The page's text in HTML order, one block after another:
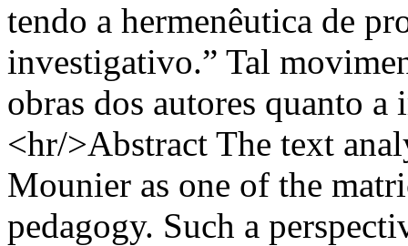
tendo a hermenêutica de
investigativo.” Tal
obras dos autores quanto
<hr/>Abstract The text
Mounier as one of the
pedagogy. Such a